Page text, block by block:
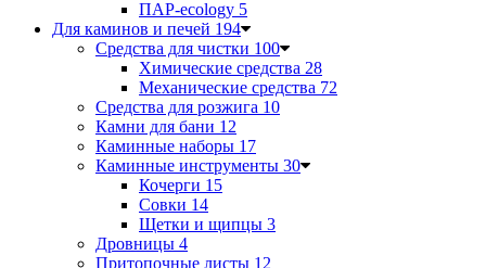
ПАР-ecology 5
Для каминов и печей 194
Средства для чистки 100
Химические средства 28
Механические средства 72
Средства для розжига 10
Камни для бани 12
Каминные наборы 17
Каминные инструменты 30
Кочерги 15
Совки 14
Щетки и щипцы 3
Дровницы 4
Притопочные листы 12